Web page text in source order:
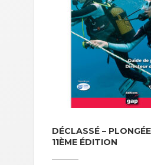
DÉCLASSÉ –
11ÈME ÉDITION